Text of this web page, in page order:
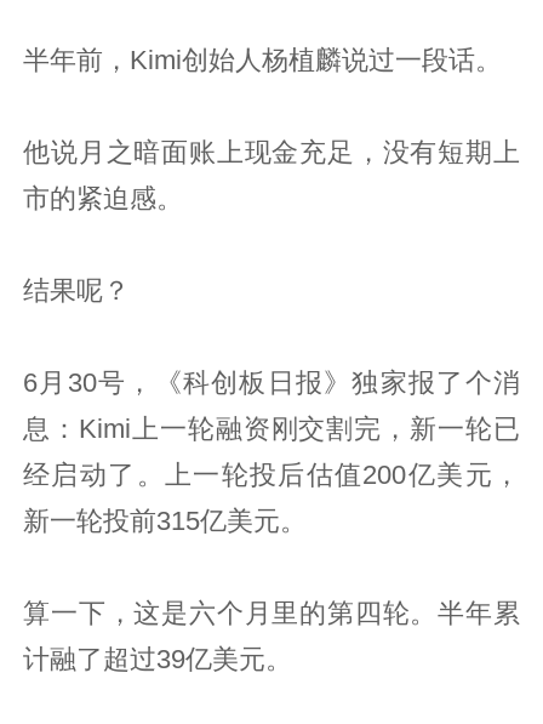
半年前，Kimi创始人杨植麟说过一段话。
他说月之暗面账上现金充足，没有短期上
市的紧迫感。
结果呢？
6月30号，《科创板日报》独家报了个消
息：Kimi上一轮融资刚交割完，新一轮已
经启动了。上一轮投后估值200亿美元，
新一轮投前315亿美元。
算一下，这是六个月里的第四轮。半年累
计融了超过39亿美元。